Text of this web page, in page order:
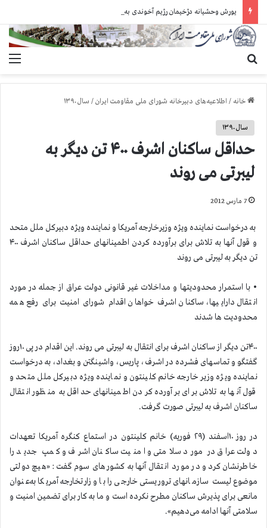
خانه / اطلاعیه‌های دبیرخانه شورای ملی مقاومت ایران/ سال ۱۳۹۰
سال ۱۳۹۰
حداقل ساکنان اشرف ۴۰۰ تن دیگر به
لیبرتی می روند
7 مارس 2012
به درخواست نماینده ویژه وزیرخارجه آمریکا و نماینده ویژه دبیرکل ملل متحد
و قول آنها به تلاش برای برآورده کردن اطمینانهای حداقل ساکنان اشرف ۴۰۰
تن دیگر به لیبرتی می روند
• با استمرار محدودیتها و مداخلات غیر قانونی دولت عراق از جمله در مورد
انتقال داراییها، ساکنان اشرف خواهان اقدام شورای امنیت برای رفع همه
محدودیت ها شدند
۴۰۰تن دیگر از ساکنان اشرف برای انتقال به لیبرتی می روند. این اقدام در پی ۱۰روز
گفتگو و تماسهای فشرده در اشرف، پاریس، واشینگتن و بغداد، به درخواست
نماینده ویژه وزیر خارجه خانم کلینتون و نماینده ویژه دبیرکل ملل متحد و
قول آنها به تلاش برای برآورده کردن اطمینانهای حداقل به منظور انتقال
ساکنان اشرف به لیبرتی صورت گرفت.
در روز ۱۰اسفند (۲۹ فوریه) خانم کلینتون در استماع کنگره آمریکا تعهدات
دولت عراق در مورد سلامتی و امنیت ساکنان اشرف و کمپ جدید را
خاطرنشان کرد و در مورد انتقال آنها به کشورهای سوم گفت: «هیچ دولتی
موضوع لیست سازمانهای تروریستی خارجی را با وزارتخارجه آمریکا به‌عنوان
مانعی برای پذیرش ساکنان مطرح نکرده است و ما به کار برای تضمین امنیت و
سلامتی آنها ادامه می‌دهیم».